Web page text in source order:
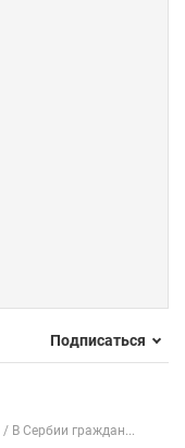
Подписаться
В Сербии граждан...